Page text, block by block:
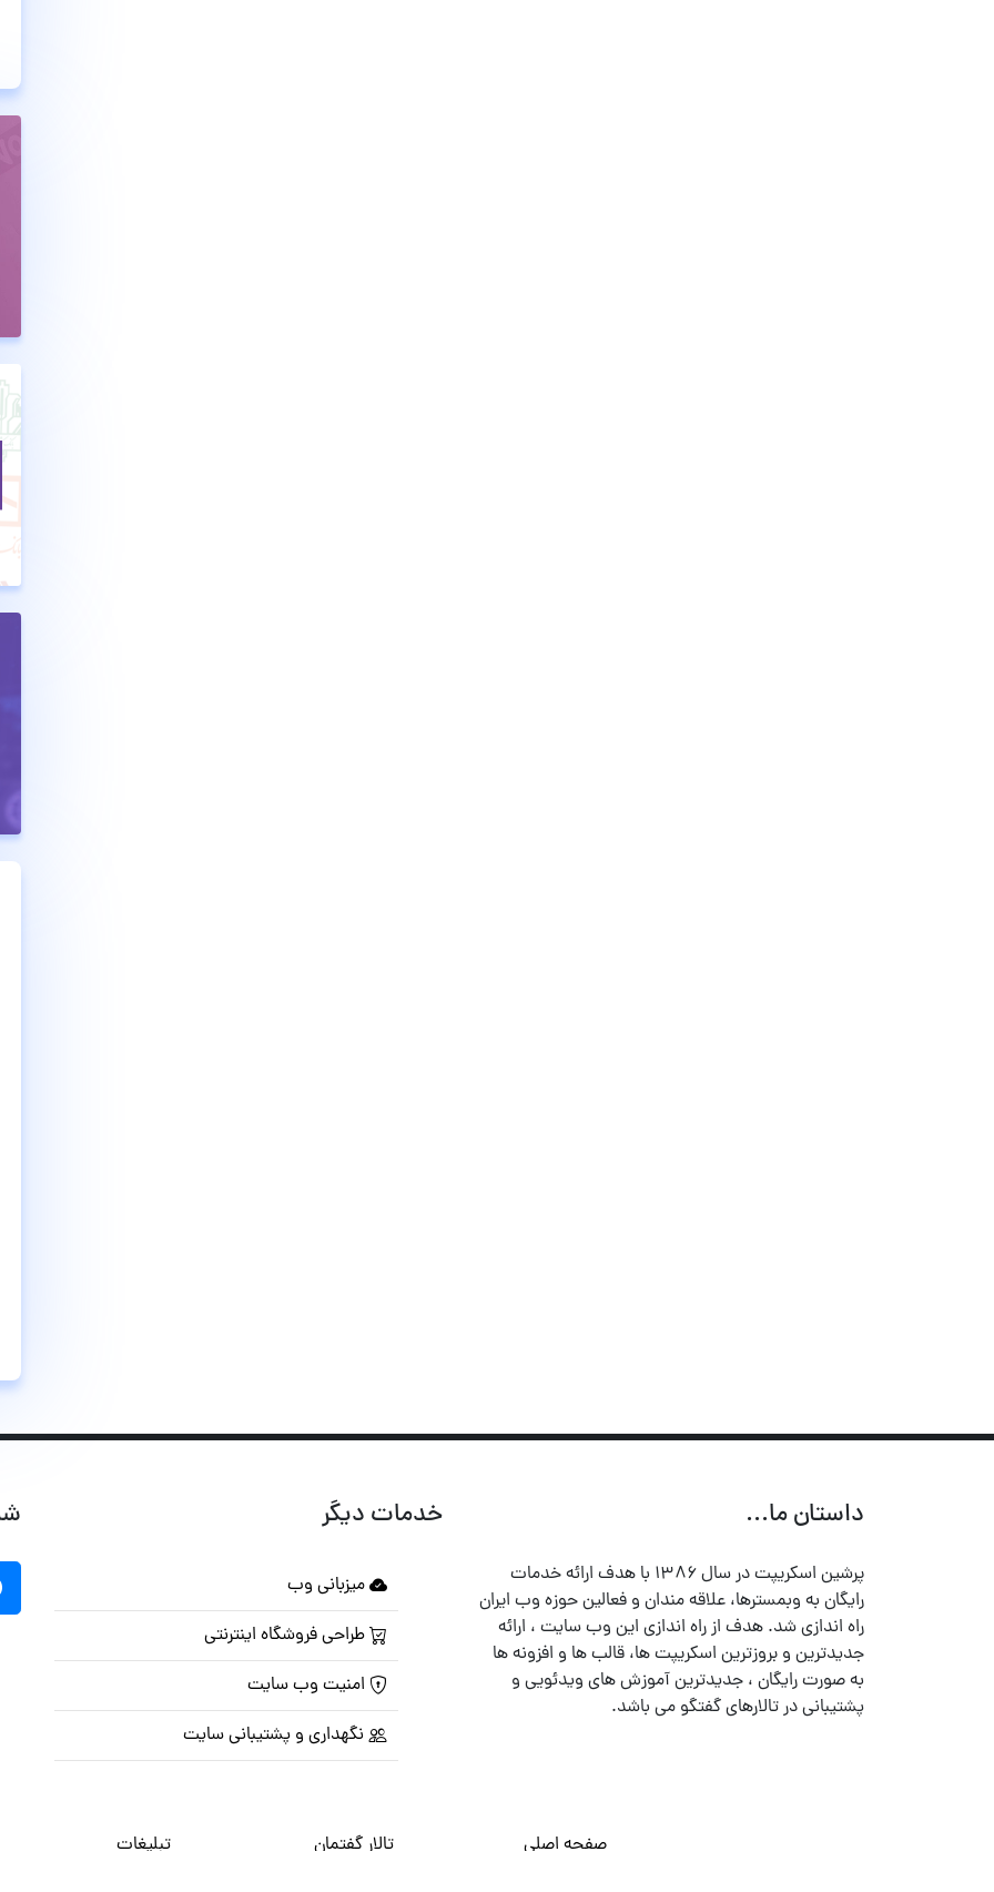
داستان ما...
پرشین اسکریپت در سال ۱۳۸۶ با هدف ارائه خدمات
رایگان به وبمسترها، علاقه مندان و فعالین حوزه وب ایران
راه اندازی شد. هدف از راه اندازی این وب سایت ، ارائه
جدیدترین و بروزترین اسکریپت ها، قالب ها و افزونه ها
به صورت رایگان ، جدیدترین آموزش های ویدئویی و
پشتیبانی در تالارهای گفتگو می باشد.
خدمات دیگر
میزبانی وب
طراحی فروشگاه اینترنتی
امنیت وب سایت
نگهداری و پشتیبانی سایت
صفحه اصلی تالار گفتمان تبلیغات